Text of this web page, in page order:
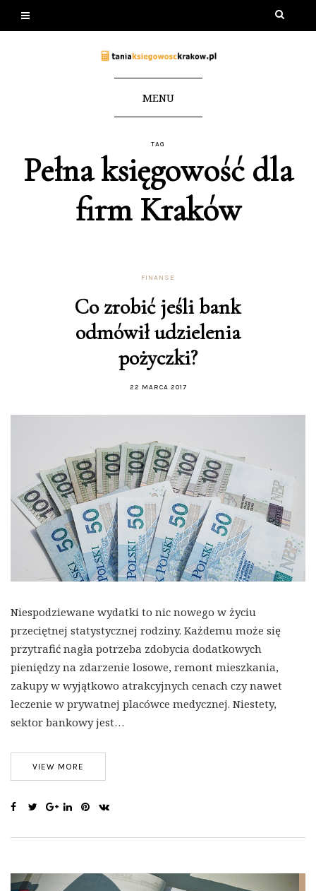
MENU
TAG
Pełna księgowość dla
firm Kraków
FINANSE
Co zrobić jeśli bank
odmówił udzielenia
pożyczki?
22 MARCA 2017
Niespodziewane wydatki to nic nowego w życiu
przeciętnej statystycznej rodziny. Każdemu może się
przytrafić nagła potrzeba zdobycia dodatkowych
pieniędzy na zdarzenie losowe, remont mieszkania,
zakupy w wyjątkowo atrakcyjnych cenach czy nawet
leczenie w prywatnej placówce medycznej. Niestety,
sektor bankowy jest…
VIEW MORE